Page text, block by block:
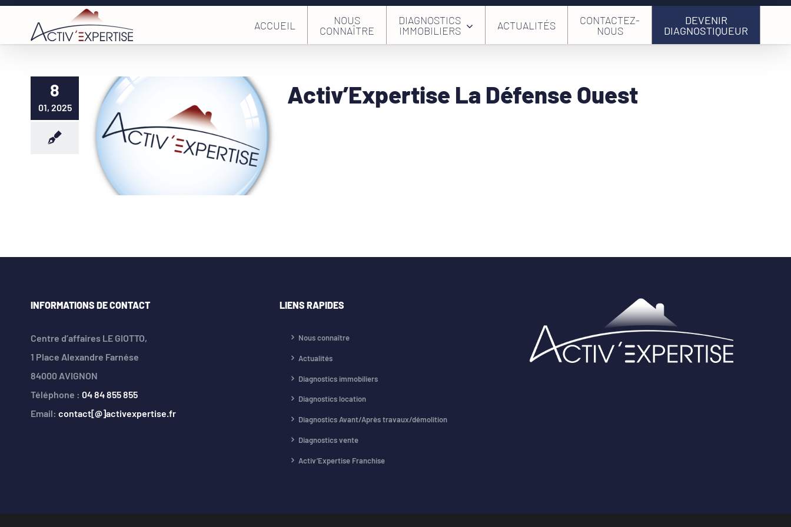
Passer
contenu
ACCUEIL
NOUS
CONNAÎTRE
DIAGNOSTICS
IMMOBILIERS
ACTUALITÉS
CONTACTEZ-
NOUS
DEVENIR
DIAGNOSTIQUEUR
8
01, 2025 Activ’Expertise La Défense Ouest
INFORMATIONS DE CONTACT
Centre d’affaires LE GIOTTO,
1 Place Alexandre Farnése
84000 AVIGNON
Téléphone : 04 84 855 855
Email: contact[@]activexpertise.fr
LIENS RAPIDES
Nous connaître
Actualités
Diagnostics immobiliers
Diagnostics location
Diagnostics Avant/Après travaux/démolition
Diagnostics vente
Activ’Expertise Franchise